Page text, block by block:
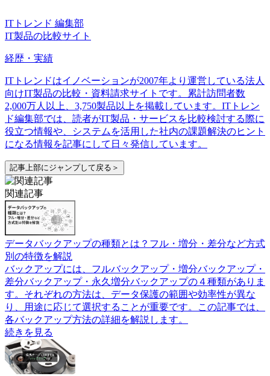
ITトレンド 編集部
IT製品の比較サイト
経歴・実績
ITトレンドはイノベーションが2007年より運営している法人
向けIT製品の比較・資料請求サイトです。累計訪問者数
2,000万人以上、3,750製品以上を掲載しています。ITトレン
ド編集部では、読者がIT製品・サービスを比較検討する際に
役立つ情報や、システムを活用した社内の課題解決のヒント
になる情報を記事にして日々発信しています。
記事上部にジャンプして戻る＞
関連記事
データバックアップの種類とは？フル・増分・差分など方式
別の特徴を解説
バックアップには、フルバックアップ・増分バックアップ・
差分バックアップ・永久増分バックアップの４種類がありま
す。それぞれの方法は、データ保護の範囲や効率性が異な
り、用途に応じて選択することが重要です。この記事では、
各バックアップ方法の詳細を解説します。
続きを見る